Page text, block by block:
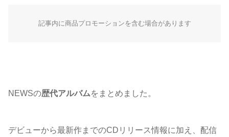
記事内に商品プロモーションを含む場合があります
NEWSの歴代アルバムをまとめました。
デビューから最新作までのCDリリース情報に加え、配信